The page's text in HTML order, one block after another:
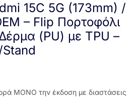
15C 5G (173mm) /
– Flip Πορτοφόλι
(PU) με TPU –
ΜΟΝΟ την έκδοση με διαστάσεις